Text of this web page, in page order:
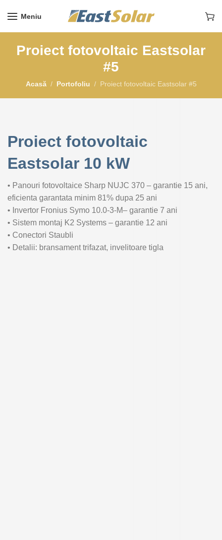
Meniu
Proiect fotovoltaic Eastsolar
#5
Acasă Portofoliu Proiect fotovoltaic Eastsolar #5
Proiect fotovoltaic
Eastsolar 10 kW
• Panouri fotovoltaice Sharp NUJC 370 – garantie 15 ani,
eficienta garantata minim 81% dupa 25 ani
• Invertor Fronius Symo 10.0-3-M– garantie 7 ani
• Sistem montaj K2 Systems – garantie 12 ani
• Conectori Staubli
• Detalii: bransament trifazat, invelitoare tigla